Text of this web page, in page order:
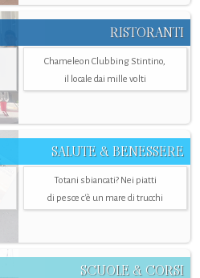
RISTORANTI
Chameleon Clubbing Stintino,
il locale dai mille volti
SALUTE & BENESSERE
Totani sbiancati? Nei piatti
di pesce c'è un mare di trucchi
SCUOLE & CORSI